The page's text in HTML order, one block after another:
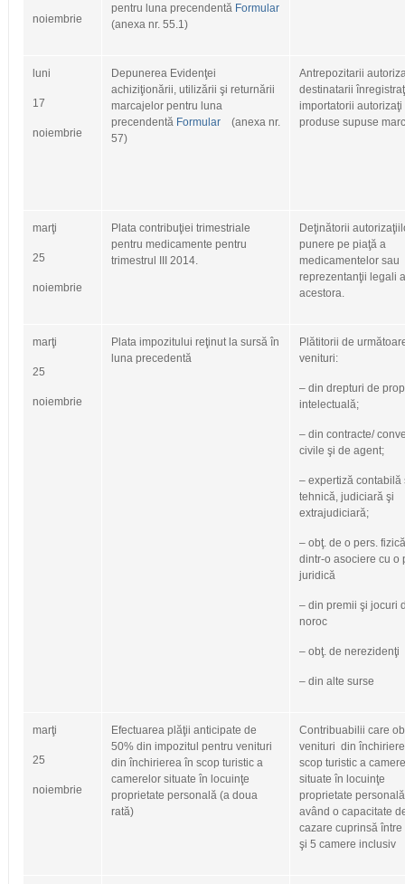
noiembrie
pentru luna precendentă Formular
(anexa nr. 55.1)
luni
17
noiembrie
Depunerea Evidenţei
achiziţionării, utilizării şi returnării
marcajelor pentru luna
precendentă Formular(anexa nr.
57)
Antrepozitarii
destinatarii
importatorii autorizaţi
produse supuse
marţi
25
noiembrie
Plata contribuţiei trimestriale
pentru medicamente pentru
trimestrul III 2014.
Deţinătorii
punere pe piaţă a
medicamentelor sau
reprezentanţii legali
acestora.
marţi
25
noiembrie
Plata impozitului reţinut la sursă în
luna precedentă
Plătitorii de
venituri:
– din drepturi de
intelectuală;
– din contracte/
civile şi de agent;
– expertiză contabilă
tehnică, judiciară şi
extrajudiciară;
– obţ. de o pers. fizică
dintr-o asociere cu o
juridică
– din premii şi jocuri
noroc
– obţ. de nerezidenţi
– din alte surse
marţi
25
noiembrie
Efectuarea plăţii anticipate de
50% din impozitul pentru venituri
din închirierea în scop turistic a
camerelor situate în locuinţe
proprietate personală (a doua
rată)
Contribuabilii care
venituri din
scop turistic a
situate în locuinţe
proprietate
având o capacitate
cazare cuprinsă între
şi 5 camere inclusiv